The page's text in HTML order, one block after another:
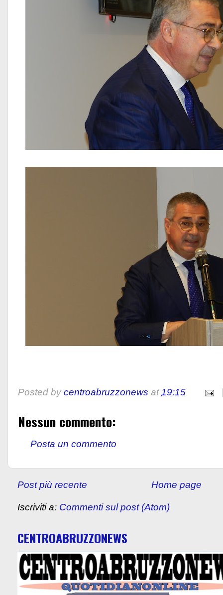
Posted by centroabruzzonews at19:15
Nessun commento:
Posta un commento
Post più recente Home page
Iscriviti a: Commenti sul post (Atom)
CENTROABRUZZONEWS